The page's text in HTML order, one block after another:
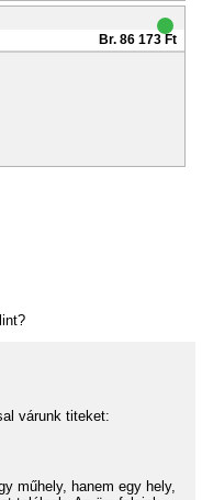
Br. 86 173 Ft
várunk titeket:
műhely, hanem egy hely,